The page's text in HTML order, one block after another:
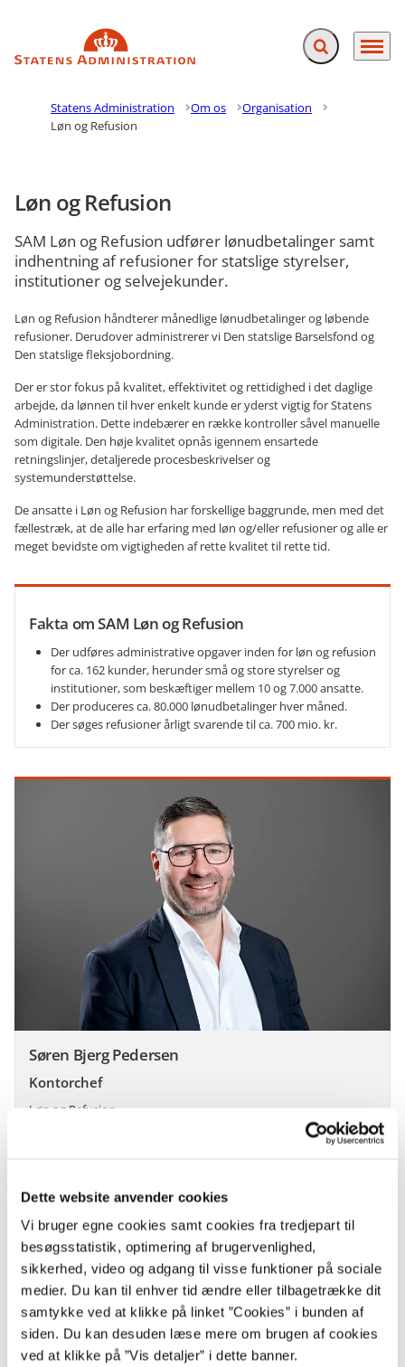
Dette website anvender cookies
Vi bruger egne cookies samt cookies fra tredjepart til
besøgsstatistik, optimering af brugervenlighed,
sikkerhed, video og adgang til visse funktioner på sociale
medier. Du kan til enhver tid ændre eller tilbagetrække dit
samtykke ved at klikke på linket ”Cookies” i bunden af
siden. Du kan desuden læse mere om brugen af cookies
ved at klikke på ”Vis detaljer” i dette banner.
Gå til forsiden Fold søgefelt ud
Menu
Statens Administration Om os
Organisation
Løn og Refusion
Løn og Refusion
SAM Løn og Refusion udfører lønudbetalinger samt
indhentning af refusioner for statslige styrelser,
institutioner og selvejekunder.
Løn og Refusion håndterer månedlige lønudbetalinger og løbende
refusioner. Derudover administrerer vi Den statslige Barselsfond og
Den statslige fleksjobordning.
Der er stor fokus på kvalitet, effektivitet og rettidighed i det daglige
arbejde, da lønnen til hver enkelt kunde er yderst vigtig for Statens
Administration. Dette indebærer en række kontroller såvel manuelle
som digitale. Den høje kvalitet opnås igennem ensartede
retningslinjer, detaljerede procesbeskrivelser og
systemunderstøttelse.
De ansatte i Løn og Refusion har forskellige baggrunde, men med det
fællestræk, at de alle har erfaring med løn og/eller refusioner og alle er
meget bevidste om vigtigheden af rette kvalitet til rette tid.
Fakta om SAM Løn og Refusion
Der udføres administrative opgaver inden for løn og refusion
for ca. 162 kunder, herunder små og store styrelser og
institutioner, som beskæftiger mellem 10 og 7.000 ansatte.
Der produceres ca. 80.000 lønudbetalinger hver måned.
Der søges refusioner årligt svarende til ca. 700 mio. kr.
Søren Bjerg Pedersen
Kontorchef
Løn og Refusion
2019 - 2022: Afdelingschef, ATP
2018 - 2019: Service Delivery Manager Global IT, Vestas
2012 - 2018: Business Line Director, Head of Business unit, KMD
2011 - 2012: Customer Service Manager, Jyske Finans
2008 - 2011: Kundeservicechef, Bredbånd Nord
2007 - 2008: Privatkundeansvarlig, Business Development,